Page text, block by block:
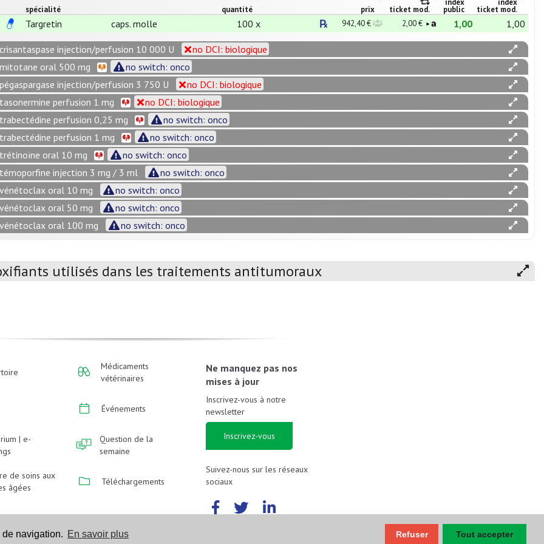
navigation. En savoir plus Refuser Tout accepter
spécialité quantité prix ticket mod.
index
public
index
ticket mod.
Targretin caps. molle 100 x 942,40 € 2,00 € 1,00 1,00
crisantaspase injection/perfusion 10 000 U
no DCI: biologique
mitotane oral 500 mg
no switch: onco
pégaspargase injection/perfusion 3 750 U
no DCI: biologique
tasonermine perfusion 1 mg
no DCI: biologique
trabectédine perfusion 0,25 mg
no switch: onco
trabectédine perfusion 1 mg
no switch: onco
trétinoïne oral 10 mg
no switch: onco
témoporfine injection 3 mg / 3 ml
no switch: onco
vénétoclax oral 10 mg
no switch: onco
vénétoclax oral 50 mg
no switch: onco
vénétoclax oral 100 mg
no switch: onco
utilisés dans les traitements antitumoraux
| e-
de soins aux
âgées
Médicaments
vétérinaires
Événements
Question de la
semaine
Téléchargements
Ne manquez pas nos
mises à jour
Inscrivez-vous à notre
newsletter
Inscrivez-vous
Suivez-nous sur les réseaux
sociaux